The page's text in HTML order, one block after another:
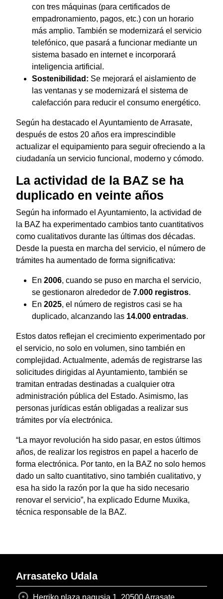
con tres máquinas (para certificados de
empadronamiento, pagos, etc.) con un horario
más amplio. También se modernizará el servicio
telefónico, que pasará a funcionar mediante un
sistema basado en internet e incorporará
inteligencia artificial.
Sostenibilidad: Se mejorará el aislamiento de
las ventanas y se modernizará el sistema de
calefacción para reducir el consumo energético.
Según ha destacado el Ayuntamiento de Arrasate,
después de estos 20 años era imprescindible
actualizar el equipamiento para seguir ofreciendo a la
ciudadanía un servicio funcional, moderno y cómodo.
La actividad de la BAZ se ha
duplicado en veinte años
Según ha informado el Ayuntamiento, la actividad de
la BAZ ha experimentado cambios tanto cuantitativos
como cualitativos durante las últimas dos décadas.
Desde la puesta en marcha del servicio, el número de
trámites ha aumentado de forma significativa:
En 2006, cuando se puso en marcha el servicio,
se gestionaron alrededor de 7.000 registros.
En 2025, el número de registros casi se ha
duplicado, alcanzando las 14.000 entradas.
Estos datos reflejan el crecimiento experimentado por
el servicio, no solo en volumen, sino también en
complejidad. Actualmente, además de registrarse las
solicitudes dirigidas al Ayuntamiento, también se
tramitan entradas destinadas a cualquier otra
administración pública del Estado. Asimismo, las
personas jurídicas están obligadas a realizar sus
trámites por vía electrónica.
“La mayor revolución ha sido pasar, en estos últimos
años, de realizar los registros en papel a hacerlo de
forma electrónica. Por tanto, en la BAZ no solo hemos
dado un salto cuantitativo, sino también cualitativo, y
esa ha sido la razón por la que ha sido necesario
renovar el servicio”, ha explicado Edurne Muxika,
técnica responsable de la BAZ.
Arrasateko Udala